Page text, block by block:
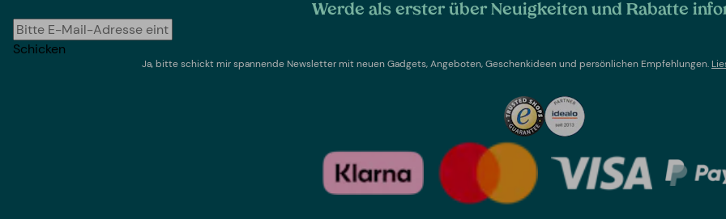
Werde als erster über Neuigkeiten und Rabatte
Schicken
Ja, bitte schickt mir spannende Newsletter mit neuen Gadgets, Angeboten, Geschenkideen und persönlichen Empfehlungen.